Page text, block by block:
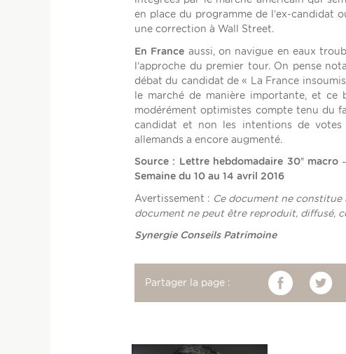
en place du programme de l’ex-candidat
une correction à Wall Street.
En France aussi, on navigue en eaux
l’approche du premier tour. On pense
débat du candidat de « La France
le marché de manière importante, et ce
modérément optimistes compte tenu du
candidat et non les intentions de votes
allemands a encore augmenté.
Source : Lettre hebdomadaire 30″ macro
Semaine du 10 au 14 avril 2016
Avertissement : Ce document ne
document ne peut être reproduit, diffusé,
Synergie Conseils Patrimoine
Partager la page :